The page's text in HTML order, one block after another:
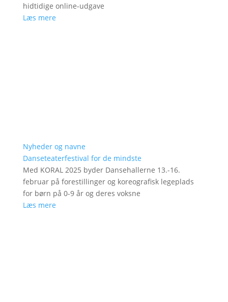
hidtidige online-udgave
Læs mere
Nyheder og navne
Danseteaterfestival for de mindste
Med KORAL 2025 byder Dansehallerne 13.-16.
februar på forestillinger og koreografisk legeplads
for børn på 0-9 år og deres voksne
Læs mere